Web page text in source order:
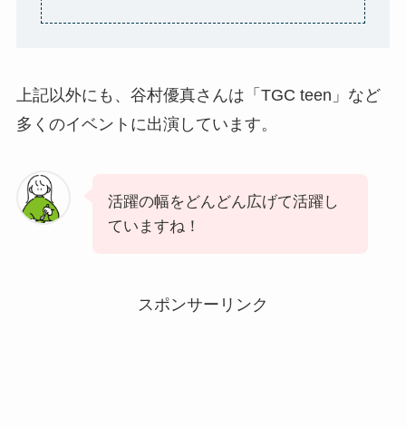
上記以外にも、谷村優真さんは「TGC teen」など
多くのイベントに出演しています。
活躍の幅をどんどん広げて活躍し
ていますね！
スポンサーリンク